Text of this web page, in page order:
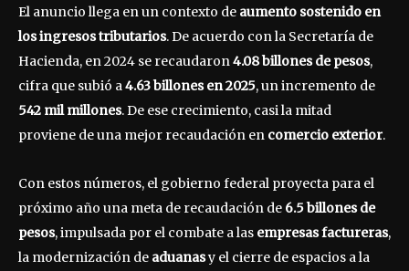
El anuncio llega en un contexto de aumento sostenido en
los ingresos tributarios. De acuerdo con la Secretaría de
Hacienda, en 2024 se recaudaron4.08 billones de pesos,
cifra que subió a4.63 billones en 2025, un incremento de
542 mil millones. De ese crecimiento, casi la mitad
proviene de una mejor recaudación en comercio exterior.
Con estos números, el gobierno federal proyecta para el
próximo año una meta de recaudación de 6.5 billones de
pesos, impulsada por el combate a las empresas factureras,
la modernización de aduanasy el cierre de espacios a la